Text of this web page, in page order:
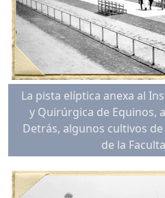
La pista elíptica anexa al
y Quirúrgica de Equinos,
Detrás, algunos cultivos
de la